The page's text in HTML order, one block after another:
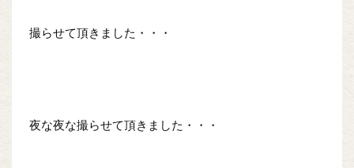
撮らせて頂きました・・・
夜な夜な撮らせて頂きました・・・